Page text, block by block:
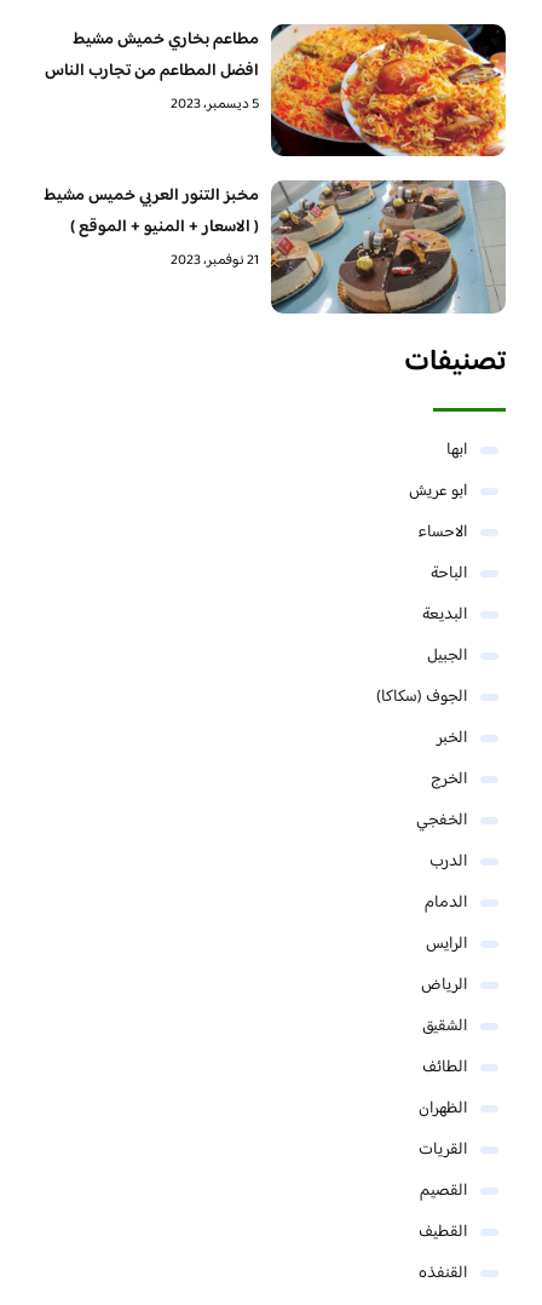
مطاعم بخاري خميش مشيط
افضل المطاعم من تجارب الناس
5 ديسمبر، 2023
مخبز التنور العربي خميس مشيط
( الاسعار + المنيو + الموقع )
21 نوفمبر، 2023
تصنيفات
ابها
ابو عريش
الاحساء
الباحة
البديعة
الجبيل
الجوف (سكاكا)
الخبر
الخرج
الخفجي
الدرب
الدمام
الرايس
الرياض
الشقيق
الطائف
الظهران
القريات
القصيم
القطيف
القنفذه